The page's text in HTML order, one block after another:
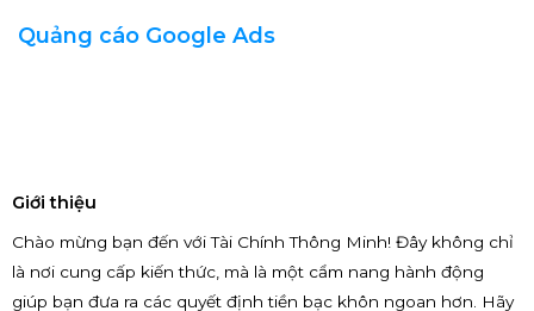
Quảng cáo Google Ads
Giới thiệu
Chào mừng bạn đến với Tài Chính Thông Minh! Đây không chỉ
là nơi cung cấp kiến thức, mà là một cẩm nang hành động
giúp bạn đưa ra các quyết định tiền bạc khôn ngoan hơn. Hãy